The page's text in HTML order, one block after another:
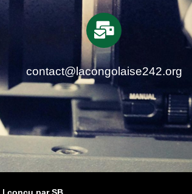
contact@lacongolaise242.org